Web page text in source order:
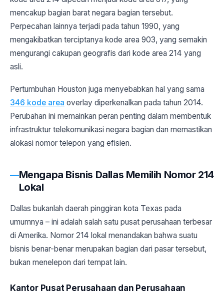
mencakup bagian barat negara bagian tersebut.
Perpecahan lainnya terjadi pada tahun 1990, yang
mengakibatkan terciptanya kode area 903, yang semakin
mengurangi cakupan geografis dari kode area 214 yang
asli.
Pertumbuhan Houston juga menyebabkan hal yang sama
346 kode area overlay diperkenalkan pada tahun 2014.
Perubahan ini memainkan peran penting dalam membentuk
infrastruktur telekomunikasi negara bagian dan memastikan
alokasi nomor telepon yang efisien.
Mengapa Bisnis Dallas Memilih Nomor 214
Lokal
Dallas bukanlah daerah pinggiran kota Texas pada
umumnya – ini adalah salah satu pusat perusahaan terbesar
di Amerika. Nomor 214 lokal menandakan bahwa suatu
bisnis benar-benar merupakan bagian dari pasar tersebut,
bukan menelepon dari tempat lain.
Kantor Pusat Perusahaan dan Perusahaan